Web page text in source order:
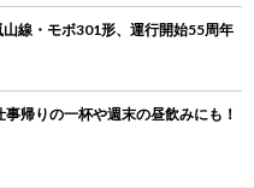
線・モボ301形、運行開始55周年
帰りの一杯や週末の昼飲みにも！